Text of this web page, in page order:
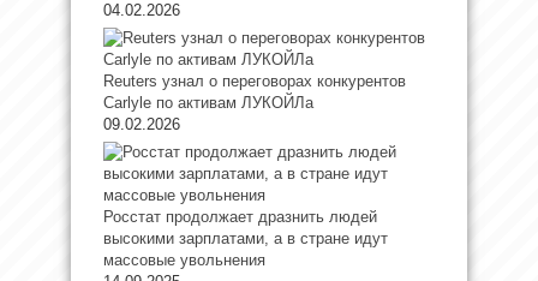
04.02.2026
Reuters узнал о переговорах конкурентов
Carlyle по активам ЛУКОЙЛа
09.02.2026
Росстат продолжает дразнить людей
высокими зарплатами, а в стране идут
массовые увольнения